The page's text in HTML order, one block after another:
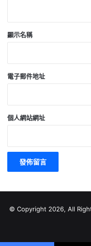
顯示名稱
電子郵件地址
個人網站網址
© Copyright 2026, All